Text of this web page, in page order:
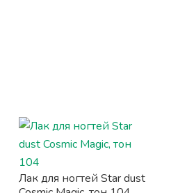
Лак для ногтей Star dust